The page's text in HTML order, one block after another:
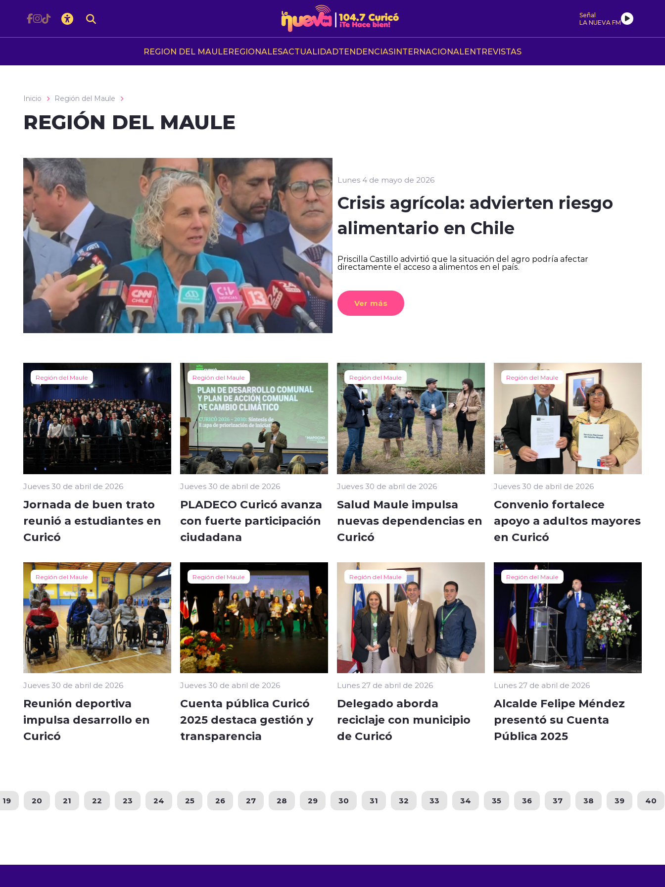
Señal
LA NUEVA FM
REGION DEL MAULEREGIONALESACTUALIDADTENDENCIASINTERNACIONALENTREVISTAS
Inicio Región del Maule
REGIÓN DEL MAULE
Lunes 4 de mayo de 2026
Crisis agrícola: advierten riesgo
alimentario en Chile
Priscilla Castillo advirtió que la situación del agro podría afectar
directamente el acceso a alimentos en el país.
Ver más
Región del Maule
Jueves 30 de abril de 2026
Jornada de buen trato
reunió a estudiantes en
Curicó
Región del Maule
Jueves 30 de abril de 2026
PLADECO Curicó avanza
con fuerte participación
ciudadana
Región del Maule
Jueves 30 de abril de 2026
Salud Maule impulsa
nuevas dependencias en
Curicó
Región del Maule
Jueves 30 de abril de 2026
Convenio fortalece
apoyo a adultos mayores
en Curicó
Región del Maule
Jueves 30 de abril de 2026
Reunión deportiva
impulsa desarrollo en
Curicó
Región del Maule
Jueves 30 de abril de 2026
Cuenta pública Curicó
2025 destaca gestión y
transparencia
Región del Maule
Lunes 27 de abril de 2026
Delegado aborda
reciclaje con municipio
de Curicó
Región del Maule
Lunes 27 de abril de 2026
Alcalde Felipe Méndez
presentó su Cuenta
Pública 2025
19 20 21 22 23 24 25 26 27 28 29 30 31 32 33 34 35 36 37 38 39 40